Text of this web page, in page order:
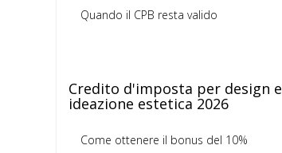
Quando il CPB resta valido
Credito d'imposta per design e
ideazione estetica 2026
Come ottenere il bonus del 10%